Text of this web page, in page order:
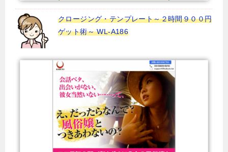
クロージング・テンプレート～２時間９００円
ゲット術～ WL-A186